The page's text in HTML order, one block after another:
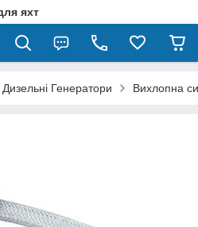
яхт
Дизельні Генератори Вихлопна